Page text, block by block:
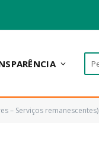
– Serviços remanescentes)